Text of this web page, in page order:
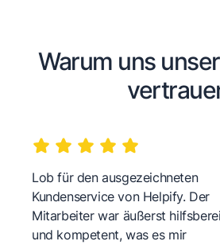
Warum uns
Lob für den ausgezeichneten
Kundenservice von Helpify. Der
Mitarbeiter war äußerst
und kompetent, was es mir